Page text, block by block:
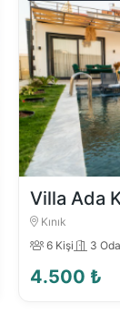
Villa Ada
Kınık
6 Kişi
3 Oda
4.500 ₺